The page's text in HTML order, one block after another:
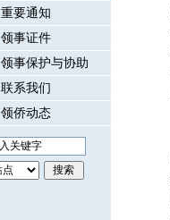
重要通知
领事证件
领事保护与协助
联系我们
领侨动态